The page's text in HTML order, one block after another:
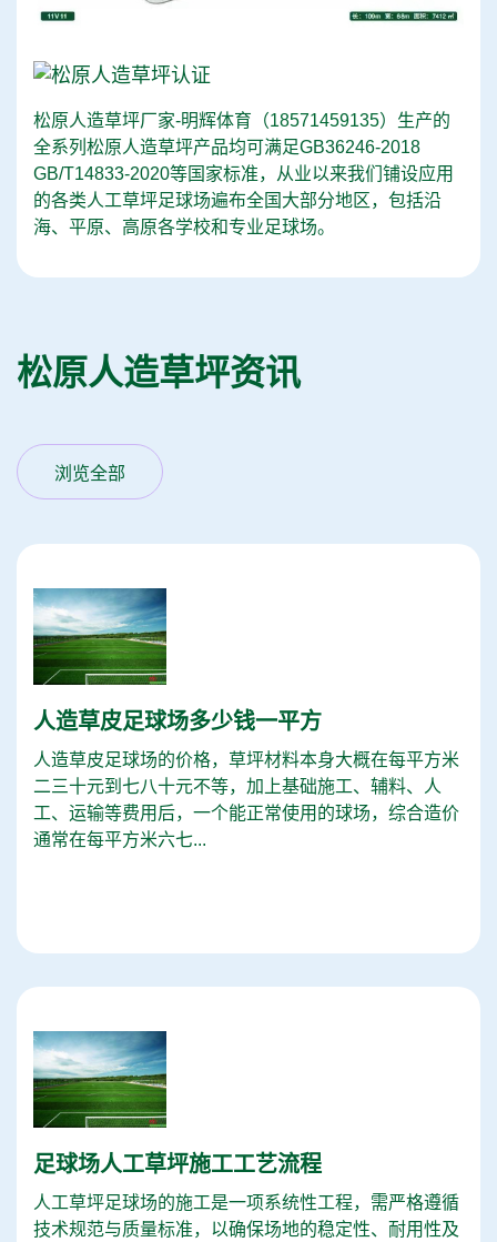
松原人造草坪厂家-明辉体育（18571459135）生产的
全系列松原人造草坪产品均可满足GB36246-2018
GB/T14833-2020等国家标准，从业以来我们铺设应用
的各类人工草坪足球场遍布全国大部分地区，包括沿
海、平原、高原各学校和专业足球场。
松原人造草坪资讯
浏览全部
人造草皮足球场多少钱一平方
人造草皮足球场的价格，草坪材料本身大概在每平方米
二三十元到七八十元不等，加上基础施工、辅料、人
工、运输等费用后，一个能正常使用的球场，综合造价
通常在每平方米六七...
足球场人工草坪施工工艺流程
人工草坪足球场的施工是一项系统性工程，需严格遵循
技术规范与质量标准，以确保场地的稳定性、耐用性及